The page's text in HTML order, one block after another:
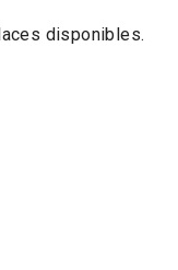
disponibles.